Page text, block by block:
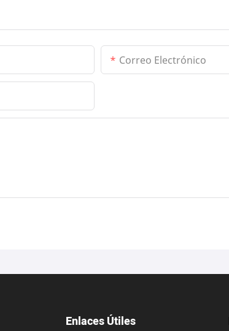
Correo Electrónico
Enlaces Útiles